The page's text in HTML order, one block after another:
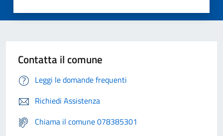
Contatta il comune
Leggi le domande frequenti
Richiedi Assistenza
Chiama il comune 078385301